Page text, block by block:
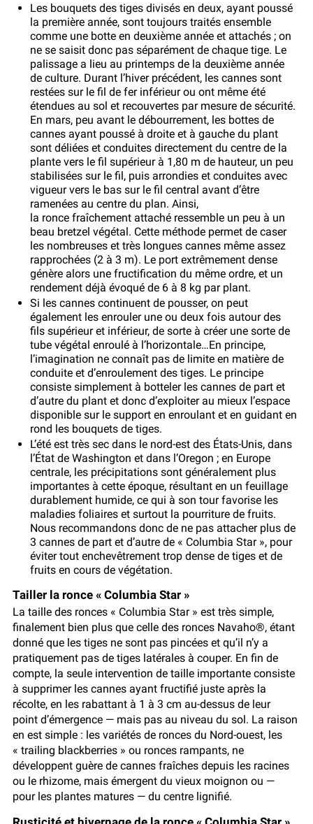
Les bouquets des tiges divisés en deux, ayant poussé
la première année, sont toujours traités ensemble
comme une botte en deuxième année et attachés ; on
ne se saisit donc pas séparément de chaque tige. Le
palissage a lieu au printemps de la deuxième année
de culture. Durant l’hiver précédent, les cannes sont
restées sur le fil de fer inférieur ou ont même été
étendues au sol et recouvertes par mesure de sécurité.
En mars, peu avant le débourrement, les bottes de
cannes ayant poussé à droite et à gauche du plant
sont déliées et conduites directement du centre de la
plante vers le fil supérieur à 1,80 m de hauteur, un peu
stabilisées sur le fil, puis arrondies et conduites avec
vigueur vers le bas sur le fil central avant d’être
ramenées au centre du plan. Ainsi,
la ronce fraîchement attaché ressemble un peu à un
beau bretzel végétal. Cette méthode permet de caser
les nombreuses et très longues cannes même assez
rapprochées (2 à 3 m). Le port extrêmement dense
génère alors une fructification du même ordre, et un
rendement déjà évoqué de 6 à 8 kg par plant.
Si les cannes continuent de pousser, on peut
également les enrouler une ou deux fois autour des
fils supérieur et inférieur, de sorte à créer une sorte de
tube végétal enroulé à l’horizontale…En principe,
l’imagination ne connaît pas de limite en matière de
conduite et d’enroulement des tiges. Le principe
consiste simplement à botteler les cannes de part et
d’autre du plant et donc d’exploiter au mieux l’espace
disponible sur le support en enroulant et en guidant en
rond les bouquets de tiges.
L’été est très sec dans le nord-est des États-Unis, dans
l’État de Washington et dans l’Oregon ; en Europe
centrale, les précipitations sont généralement plus
importantes à cette époque, résultant en un feuillage
durablement humide, ce qui à son tour favorise les
maladies foliaires et surtout la pourriture de fruits.
Nous recommandons donc de ne pas attacher plus de
3 cannes de part et d’autre de « Columbia Star », pour
éviter tout enchevêtrement trop dense de tiges et de
fruits en cours de végétation.
Tailler la ronce « Columbia Star »
La taille des ronces « Columbia Star » est très simple,
finalement bien plus que celle des ronces Navaho®, étant
donné que les tiges ne sont pas pincées et qu’il n’y a
pratiquement pas de tiges latérales à couper. En fin de
compte, la seule intervention de taille importante consiste
à supprimer les cannes ayant fructifié juste après la
récolte, en les rabattant à 1 à 3 cm au-dessus de leur
point d’émergence — mais pas au niveau du sol. La raison
en est simple : les variétés de ronces du Nord-ouest, les
« trailing blackberries » ou ronces rampants, ne
développent guère de cannes fraîches depuis les racines
ou le rhizome, mais émergent du vieux moignon ou —
pour les plantes matures — du centre lignifié.